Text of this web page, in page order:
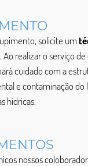
solicite um
Ao realizar o serviço
cuidado com a
e contaminação do
hídricas.
nossos